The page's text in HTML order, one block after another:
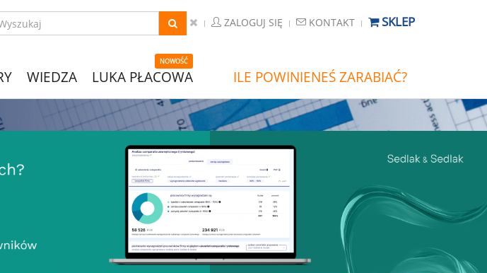
ZALOGUJ SIĘ KONTAKT SKLEP
WIEDZA
NOWOŚĆ
LUKA PŁACOWA ILE POWINIENEŚ ZARABIAĆ?